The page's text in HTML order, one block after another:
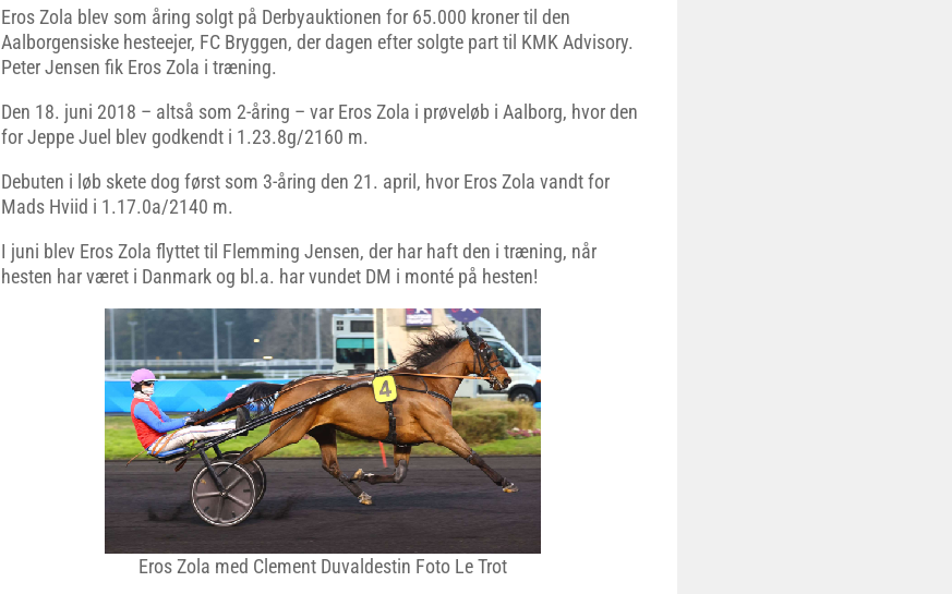
Eros Zola blev som åring solgt på Derbyauktionen for 65.000 kroner til den
Aalborgensiske hesteejer, FC Bryggen, der dagen efter solgte part til KMK Advisory.
Peter Jensen fik Eros Zola i træning.
Den 18. juni 2018 – altså som 2-åring – var Eros Zola i prøveløb i Aalborg, hvor den
for Jeppe Juel blev godkendt i 1.23.8g/2160 m.
Debuten i løb skete dog først som 3-åring den 21. april, hvor Eros Zola vandt for
Mads Hviid i 1.17.0a/2140 m.
I juni blev Eros Zola flyttet til Flemming Jensen, der har haft den i træning, når
hesten har været i Danmark og bl.a. har vundet DM i monté på hesten!
Eros Zola med Clement Duvaldestin Foto Le Trot